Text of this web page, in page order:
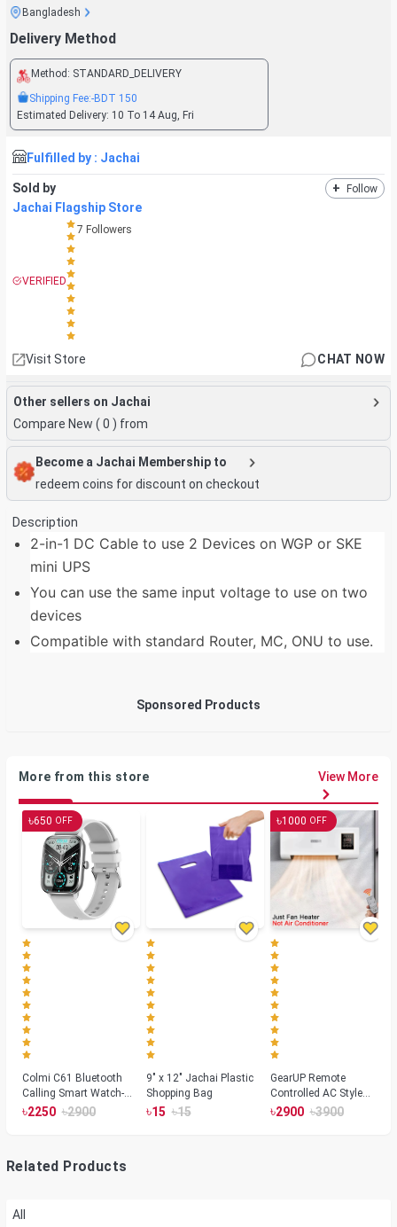
Bangladesh
Delivery Method
Method: STANDARD_DELIVERY
Shipping Fee:-BDT 150
Estimated Delivery: 10 To 14 Aug, Fri
Fulfilled by : Jachai
Sold by + Follow
Jachai Flagship Store
VERIFIED
7 Followers
Visit Store CHAT NOW
Other sellers on Jachai
Compare New ( 0 ) from
Become a Jachai Membership to
redeem coins for discount on checkout
Description
2-in-1 DC Cable to use 2 Devices on WGP or SKE
mini UPS
You can use the same input voltage to use on two
devices
Compatible with standard Router, MC, ONU to use.
Sponsored Products
More from this store View More
৳650 OFF
Colmi C61 Bluetooth
Calling Smart Watch-
Silver Color
৳2250 ৳2900
9" x 12" Jachai Plastic
Shopping Bag
৳15 ৳15
৳1000 OFF
GearUP Remote
Controlled AC Style
Room Heater 1800
৳2900 ৳3900
Related Products
All